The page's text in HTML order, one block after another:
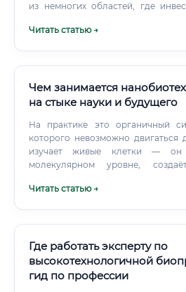
из немногих областей, где
фармацевтическую
Ассистент исследователя ↓ Младший научный сотрудник
/ Junior специалист ↓ Научный сотрудник / Специалист по
Ведущий специалист ↓ Руководитель проекта /
Руководитель отдела ↓ Директор по R&D / Научный
директор / CSO 🎯 Дополнительные направления
карьерного развития: Переход в медицинские советники
Научная карьера:
Биофармакология тесно
профессий.
Читать статью →
Чем занимается
на стыке науки и будущего
На практике это органичный
которого невозможно
изучает живые клетки —
молекулярном уровне,
способны обнаружить раковую
Читать статью →
Где работать эксперту по
высокотехнологичной
гид по профессии